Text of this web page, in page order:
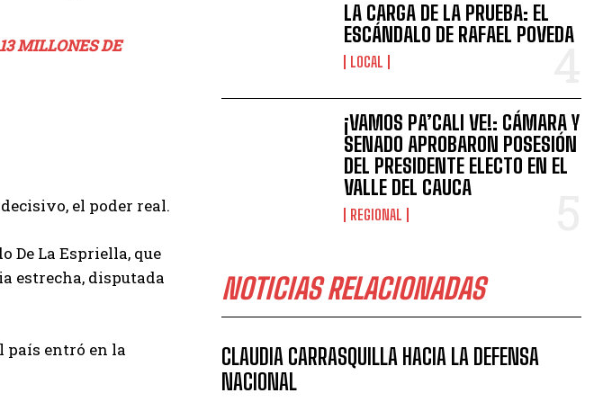
MILLONES DE
el poder real.
De La Espriella, que
estrecha, disputada
país entró en la
LA CARGA DE LA PRUEBA: EL
ESCÁNDALO DE RAFAEL POVEDA
LOCAL
¡VAMOS PA’CALI VE!: CÁMARA Y
SENADO APROBARON POSESIÓN
DEL PRESIDENTE ELECTO EN EL
VALLE DEL CAUCA
REGIONAL
NOTICIAS RELACIONADAS
CLAUDIA CARRASQUILLA HACIA LA DEFENSA
NACIONAL